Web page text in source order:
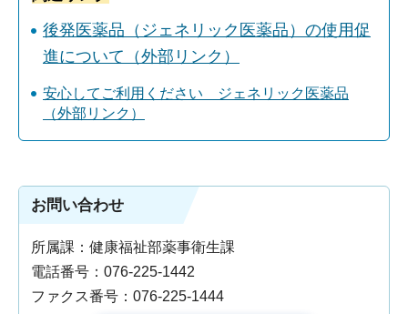
後発医薬品（ジェネリック医薬品）の使用促
進について（外部リンク）
安心してご利用ください ジェネリック医薬品
（外部リンク）
お問い合わせ
所属課：健康福祉部薬事衛生課
電話番号：076-225-1442
ファクス番号：076-225-1444